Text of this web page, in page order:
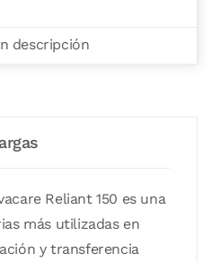
descripción
Reliant 150 es una
más utilizadas en
y transferencia